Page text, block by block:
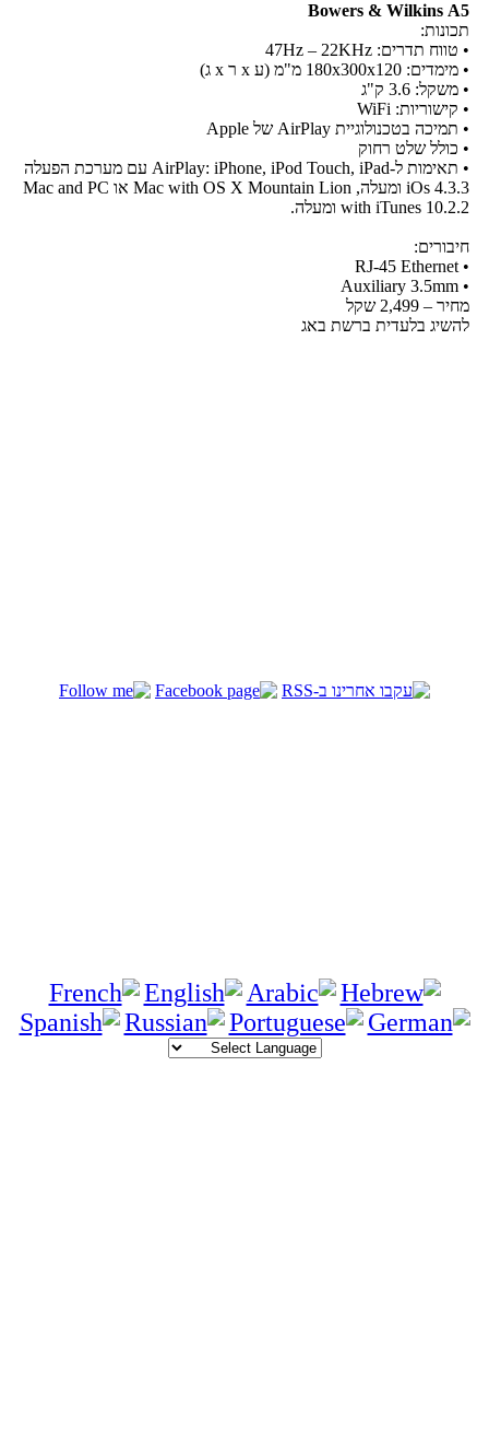
Bowers & Wilkins A5
תכונות:
• טווח תדרים: 47Hz – 22KHz
• מימדים: 180x300x120 מ"מ (ע x ר x ג)
• משקל: 3.6 ק"ג
• קישוריות: WiFi
• תמיכה בטכנולוגיית AirPlay של Apple
• כולל שלט רחוק
• תאימות ל-AirPlay: iPhone, iPod Touch, iPad עם מערכת הפעלה
iOs 4.3.3 ומעלה, Mac with OS X Mountain Lion או Mac and PC
with iTunes 10.2.2 ומעלה.
חיבורים:
• RJ-45 Ethernet
• Auxiliary 3.5mm
מחיר – 2,499 שקל
להשיג בלעדית ברשת באג